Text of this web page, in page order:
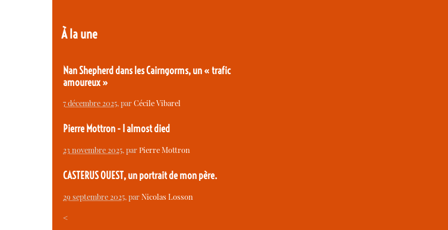
À la une
Nan Shepherd dans les Cairngorms, un « trafic
amoureux »
7 décembre 2025, parCécile Vibarel
Pierre Mottron - I almost died
23 novembre 2025, parPierre Mottron
CASTERUS OUEST, un portrait de mon père.
29 septembre 2025, parNicolas Losson
<